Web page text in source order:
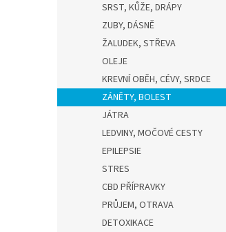
SRST, KŮŽE, DRÁPY
ZUBY, DÁSNĚ
ŽALUDEK, STŘEVA
OLEJE
KREVNÍ OBĚH, CÉVY, SRDCE
ZÁNĚTY, BOLEST
JÁTRA
LEDVINY, MOČOVÉ CESTY
EPILEPSIE
STRES
CBD PŘÍPRAVKY
PRŮJEM, OTRAVA
DETOXIKACE